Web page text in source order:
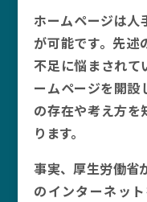
ホームページは人
が可能です。先述
不足に悩まされて
ームページを開設
の存在や考え方を
ります。
事実、厚生労働省
のインターネッ